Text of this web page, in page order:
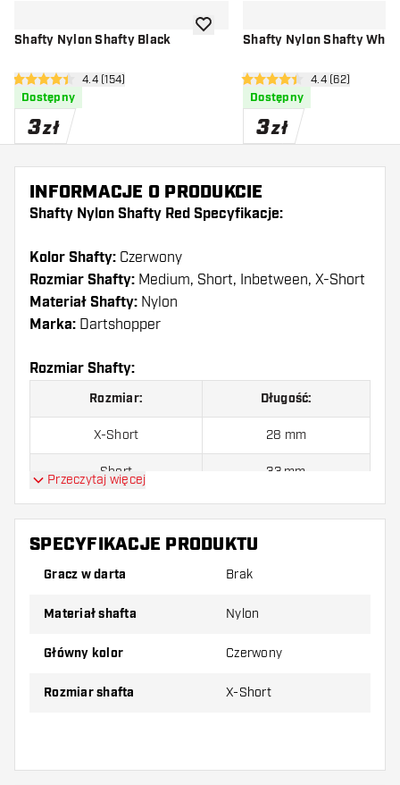
Shafty Nylon Shafty Black
otwórz panel recenzji
4.4 gwiazdki oceny
4.4 (154)
Dostępny
3zł
dodaj do listy życzeń
Shafty Nylon Shafty
otwórz panel
4.4 gwiazdki oceny
4.4 (62)
Dostępny
3zł
INFORMACJE O PRODUKCIE
Shafty Nylon Shafty Red Specyfikacje:
Kolor Shafty: Czerwony
Rozmiar Shafty: Medium, Short, Inbetween, X-Short
Materiał Shafty: Nylon
Marka: Dartshopper
Rozmiar Shafty:
Rozmiar: Długość:
X-Short 28 mm
Short 33 mm
Inbetween 39 mm
Medium
Shafty są sprzedawane jako zestaw (3 shafty
Przeczytaj więcej
SPECYFIKACJE PRODUKTU
Gracz w darta Brak
Materiał shafta Nylon
Główny kolor Czerwony
Rozmiar shafta X-Short